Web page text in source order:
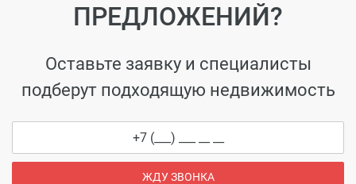
ПРЕДЛОЖЕНИЙ?
Оставьте заявку и специалисты
подберут подходящую недвижимость
ЖДУ ЗВОНКА